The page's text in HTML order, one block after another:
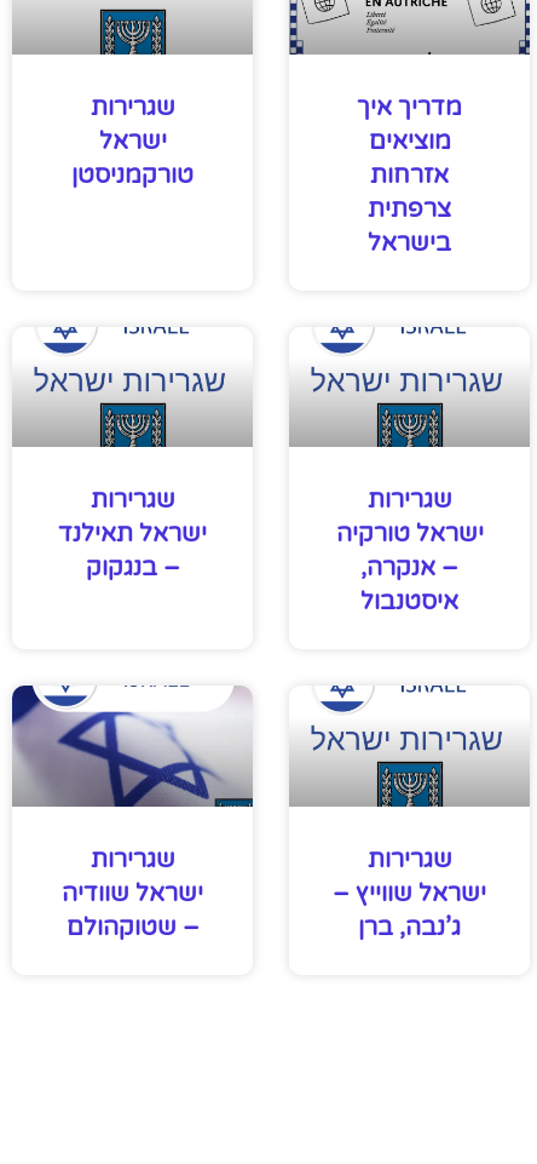
מדריך איך
מוציאים
אזרחות
צרפתית
בישראל
שגרירות
ישראל
טורקמניסטן
שגרירות
ישראל טורקיה
– אנקרה,
איסטנבול
שגרירות
ישראל תאילנד
– בנגקוק
שגרירות
ישראל שווייץ –
ג’נבה, ברן
שגרירות
ישראל שוודיה
– שטוקהולם